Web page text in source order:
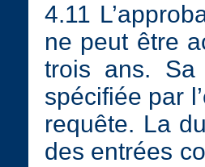
4.11
ne peut être
trois ans.
spécifiée par
requête. La
des entrées